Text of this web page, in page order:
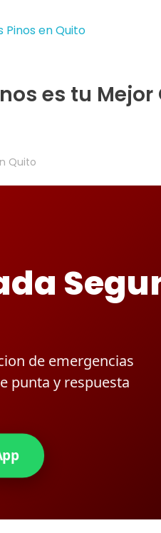
es tu
Quito
de emergencias
punta y respuesta